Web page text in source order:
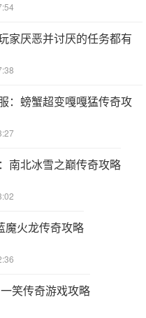
家厌恶并讨厌的任务都有
：螃蟹超变嘎嘎猛传奇攻
南北冰雪之巅传奇攻略
魔火龙传奇攻略
笑传奇游戏攻略